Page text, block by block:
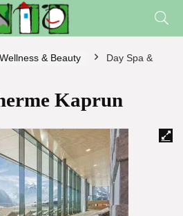
Wellness & Beauty
Day Spa &
Kaprun